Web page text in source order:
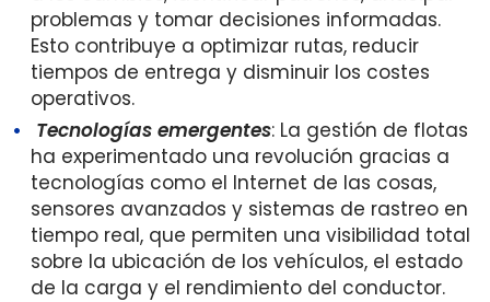
problemas y tomar decisiones informadas.
Esto contribuye a optimizar rutas, reducir
tiempos de entrega y disminuir los costes
operativos.
Tecnologías emergentes: La gestión de flotas
ha experimentado una revolución gracias a
tecnologías como el Internet de las cosas,
sensores avanzados y sistemas de rastreo en
tiempo real, que permiten una visibilidad total
sobre la ubicación de los vehículos, el estado
de la carga y el rendimiento del conductor.